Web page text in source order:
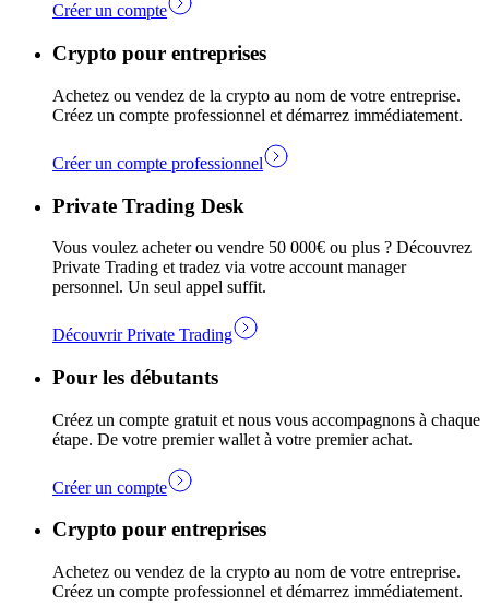
Créer un compte
Crypto pour entreprises
Achetez ou vendez de la crypto au nom de votre entreprise.
Créez un compte professionnel et démarrez immédiatement.
Créer un compte professionnel
Private Trading Desk
Vous voulez acheter ou vendre 50 000€ ou plus ? Découvrez
Private Trading et tradez via votre account manager
personnel. Un seul appel suffit.
Découvrir Private Trading
Pour les débutants
Créez un compte gratuit et nous vous accompagnons à chaque
étape. De votre premier wallet à votre premier achat.
Créer un compte
Crypto pour entreprises
Achetez ou vendez de la crypto au nom de votre entreprise.
Créez un compte professionnel et démarrez immédiatement.